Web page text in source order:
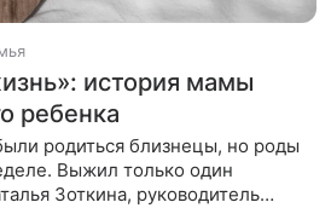
история мамы
ребенка
родиться близнецы, но роды
Выжил только один
Зоткина, руководитель